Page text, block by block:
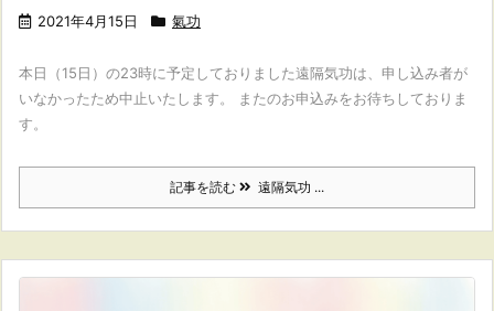
2021年4月15日 氣功
本日（15日）の23時に予定しておりました遠隔気功は、申し込み者が
いなかったため中止いたします。 またのお申込みをお待ちしておりま
す。
記事を読む 遠隔気功 ...